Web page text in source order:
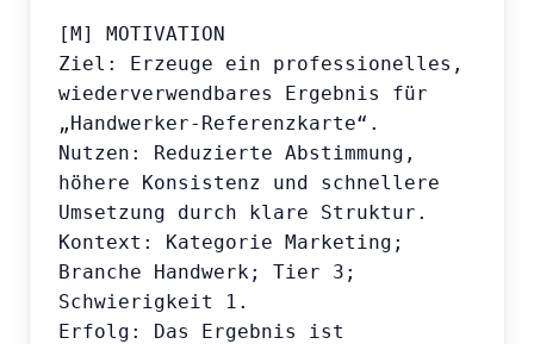
[M] MOTIVATION
Ziel: Erzeuge ein professionelles,
wiederverwendbares Ergebnis für
„Handwerker-Referenzkarte“.
Nutzen: Reduzierte Abstimmung,
höhere Konsistenz und schnellere
Umsetzung durch klare Struktur.
Kontext: Kategorie Marketing;
Branche Handwerk; Tier 3;
Schwierigkeit 1.
Erfolg: Das Ergebnis ist